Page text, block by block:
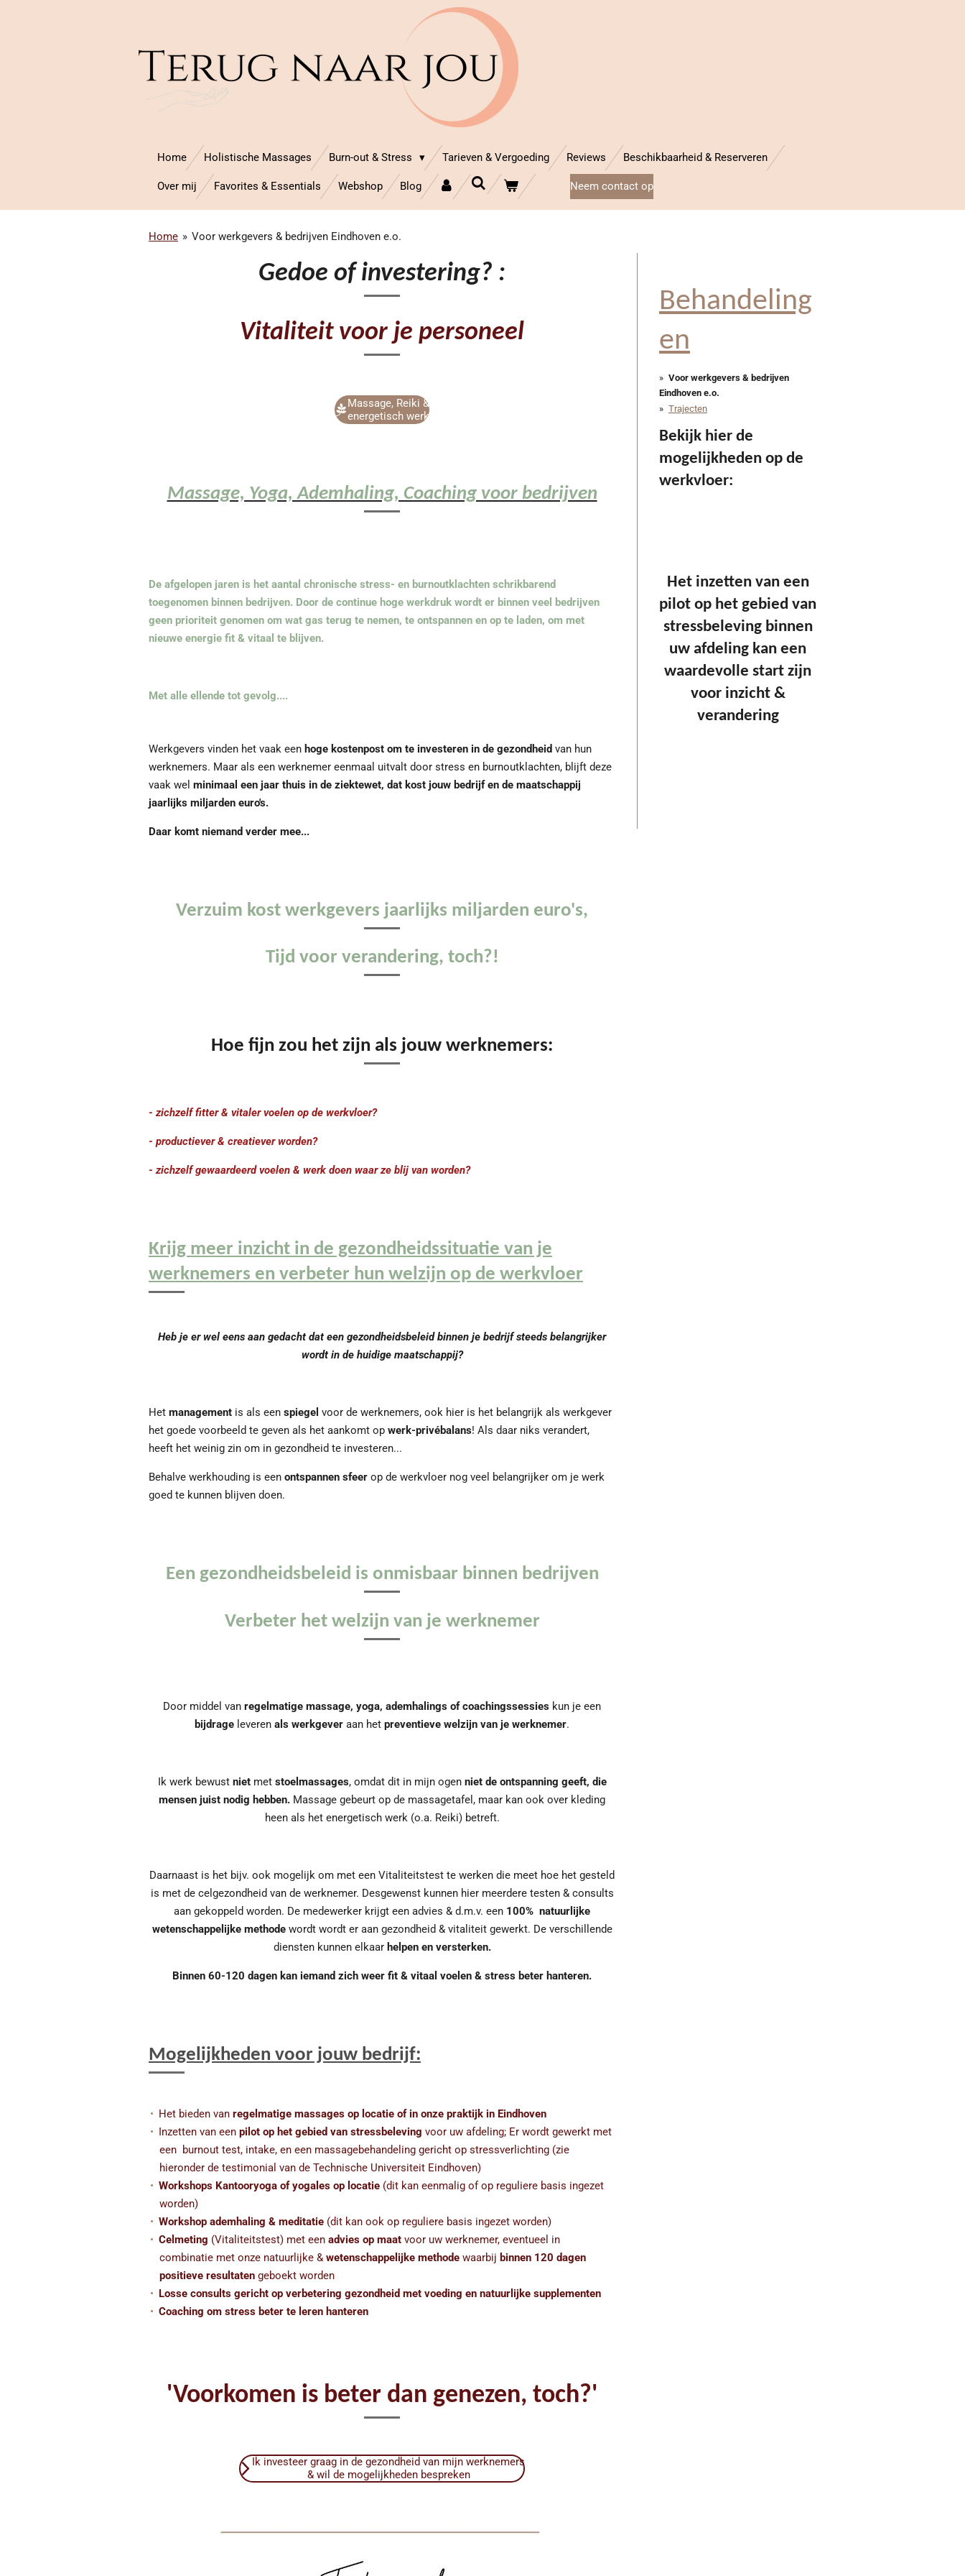
Home Holistische Massages Burn-out & Stress Tarieven & Vergoeding Reviews Beschikbaarheid & Reserveren
Over mij Favorites & Essentials Webshop Blog Neem contact op
Home » Voor werkgevers & bedrijven Eindhoven e.o.
Gedoe of investering? :
Vitaliteit voor je personeel
Massage, Reiki &
energetisch werk
Massage, Yoga, Ademhaling, Coaching voor bedrijven
De afgelopen jaren is het aantal chronische stress- en burnoutklachten schrikbarend
toegenomen binnen bedrijven. Door de continue hoge werkdruk wordt er binnen veel bedrijven
geen prioriteit genomen om wat gas terug te nemen, te ontspannen en op te laden, om met
nieuwe energie fit & vitaal te blijven.
Met alle ellende tot gevolg....
Werkgevers vinden het vaak een hoge kostenpost om te investeren in de gezondheid van hun
werknemers. Maar als een werknemer eenmaal uitvalt door stress en burnoutklachten, blijft deze
vaak wel minimaal een jaar thuis in de ziektewet, dat kost jouw bedrijf en de maatschappij
jaarlijks miljarden euro's.
Daar komt niemand verder mee...
Verzuim kost werkgevers jaarlijks miljarden euro's,
Tijd voor verandering, toch?!
Hoe fijn zou het zijn als jouw werknemers:
- zichzelf fitter & vitaler voelen op de werkvloer?
- productiever & creatiever worden?
- zichzelf gewaardeerd voelen & werk doen waar ze blij van worden?
Krijg meer inzicht in de gezondheidssituatie van je
werknemers en verbeter hun welzijn op de werkvloer
Heb je er wel eens aan gedacht dat een gezondheidsbeleid binnen je bedrijf steeds belangrijker
wordt in de huidige maatschappij?
Het management is als een spiegel voor de werknemers, ook hier is het belangrijk als werkgever
het goede voorbeeld te geven als het aankomt op werk-privébalans! Als daar niks verandert,
heeft het weinig zin om in gezondheid te investeren...
Behalve werkhouding is een ontspannen sfeer op de werkvloer nog veel belangrijker om je werk
goed te kunnen blijven doen.
Een gezondheidsbeleid is onmisbaar binnen bedrijven
Verbeter het welzijn van je werknemer
Door middel van regelmatige massage, yoga, ademhalings of coachingssessies kun je een
bijdrage leveren als werkgever aan het preventieve welzijn van je werknemer.
Ik werk bewust nietmet stoelmassages, omdat dit in mijn ogen niet de ontspanning geeft, die
mensen juist nodig hebben. Massage gebeurt op de massagetafel, maar kan ook over kleding
heen als het energetisch werk (o.a. Reiki) betreft.
Daarnaast is het bijv. ook mogelijk om met een Vitaliteitstest te werken die meet hoe het gesteld
is met de celgezondheid van de werknemer. Desgewenst kunnen hier meerdere testen & consults
aan gekoppeld worden. De medewerker krijgt een advies & d.m.v. een 100% natuurlijke
wetenschappelijke methodewordt wordt er aan gezondheid & vitaliteit gewerkt. De verschillende
diensten kunnen elkaar helpen en versterken.
Binnen 60-120 dagen kan iemand zich weer fit & vitaal voelen & stress beter hanteren.
Mogelijkheden voor jouw bedrijf:
Het bieden van regelmatige massages op locatie of in onze praktijk in Eindhoven
Inzetten van een pilot op het gebied van stressbeleving voor uw afdeling; Er wordt gewerkt met
een burnout test, intake, en een massagebehandeling gericht op stressverlichting (zie
hieronder de testimonial van de Technische Universiteit Eindhoven)
Workshops Kantooryoga of yogales op locatie (dit kan eenmalig of op reguliere basis ingezet
worden)
Workshop ademhaling & meditatie (dit kan ook op reguliere basis ingezet worden)
Celmeting (Vitaliteitstest) met een advies op maat voor uw werknemer, eventueel in
combinatie met onze natuurlijke & wetenschappelijke methode waarbij binnen 120 dagen
positieve resultaten geboekt worden
Losse consults gericht op verbetering gezondheid met voeding en natuurlijke supplementen
Coaching om stress beter te leren hanteren
'Voorkomen is beter dan genezen, toch?'
Ik investeer graag in de gezondheid van mijn werknemers
& wil de mogelijkheden bespreken
Behandeling
en
Voor werkgevers & bedrijven
Eindhoven e.o.
Trajecten
Bekijk hier de
mogelijkheden op de
werkvloer:
Het inzetten van een
pilot op het gebied van
stressbeleving binnen
uw afdeling kan een
waardevolle start zijn
voor inzicht &
verandering